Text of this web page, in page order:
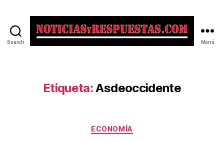
Search Menú
Etiqueta:Asdeoccidente
Categorías
ECONOMÍA